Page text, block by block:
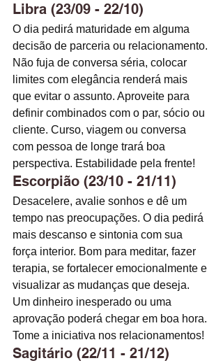
Libra (23/09 - 22/10)
O dia pedirá maturidade em alguma
decisão de parceria ou relacionamento.
Não fuja de conversa séria, colocar
limites com elegância renderá mais
que evitar o assunto. Aproveite para
definir combinados com o par, sócio ou
cliente. Curso, viagem ou conversa
com pessoa de longe trará boa
perspectiva. Estabilidade pela frente!
Escorpião (23/10 - 21/11)
Desacelere, avalie sonhos e dê um
tempo nas preocupações. O dia pedirá
mais descanso e sintonia com sua
força interior. Bom para meditar, fazer
terapia, se fortalecer emocionalmente e
visualizar as mudanças que deseja.
Um dinheiro inesperado ou uma
aprovação poderá chegar em boa hora.
Tome a iniciativa nos relacionamentos!
Sagitário (22/11 - 21/12)